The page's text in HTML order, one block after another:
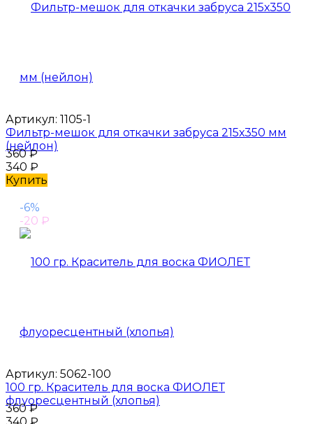
Артикул: 1105-1
Фильтр-мешок для откачки забруса 215х350 мм
(нейлон)
360₽
340 ₽
Купить
-6%
-20 ₽
Артикул: 5062-100
100 гр. Краситель для воска ФИОЛЕТ
флуоресцентный (хлопья)
360₽
340 ₽